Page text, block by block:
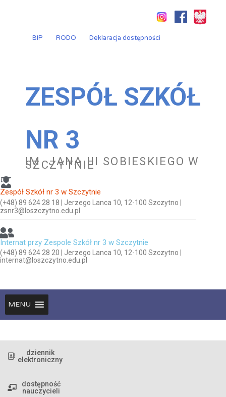
BIP
RODO Deklaracja dostępności
ZESPÓŁ SZKÓŁ
NR 3
IM. JANA III SOBIESKIEGO W
SZCZYTNIE
Zespół Szkół nr 3 w Szczytnie
(+48) 89 624 28 18 | Jerzego Lanca 10, 12-100 Szczytno |
zsnr3@loszczytno.edu.pl
Internat przy Zespole Szkół nr 3 w Szczytnie
(+48) 89 624 28 20 | Jerzego Lanca 10, 12-100 Szczytno |
internat@loszczytno.edu.pl
MENU
dziennik
elektroniczny
dostępność
nauczycieli